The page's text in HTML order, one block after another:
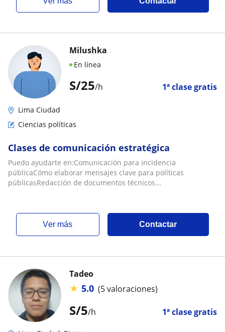
S/25/h 1ª clase gratis
Milushka
En línea
Lima Ciudad
Ciencias políticas
Clases de comunicación estratégica
Puedo ayudarte en:Comunicación para incidencia
públicaCómo elaborar mensajes clave para políticas
públicasRedacción de documentos técnicos...
ver más Contactar
S/5/h 1ª clase gratis
Tadeo
★ 5.0 (5 valoraciones)